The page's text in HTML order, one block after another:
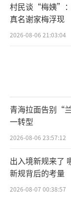
村民谈“梅姨”
真名谢家梅浮现
2026-08-06 21:03:04
青海拉面告别“
一转型
2026-08-06 23:57:12
出入境新规来了
新规背后的考量
2026-08-07 00:38:57